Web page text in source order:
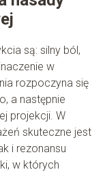
są: silny ból,
w
rozpoczyna się
a następnie
projekcji. W
skuteczne jest
i rezonansu
w których